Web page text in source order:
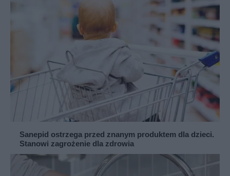
Sanepid ostrzega przed znanym produktem dla dzieci.
Stanowi zagrożenie dla zdrowia